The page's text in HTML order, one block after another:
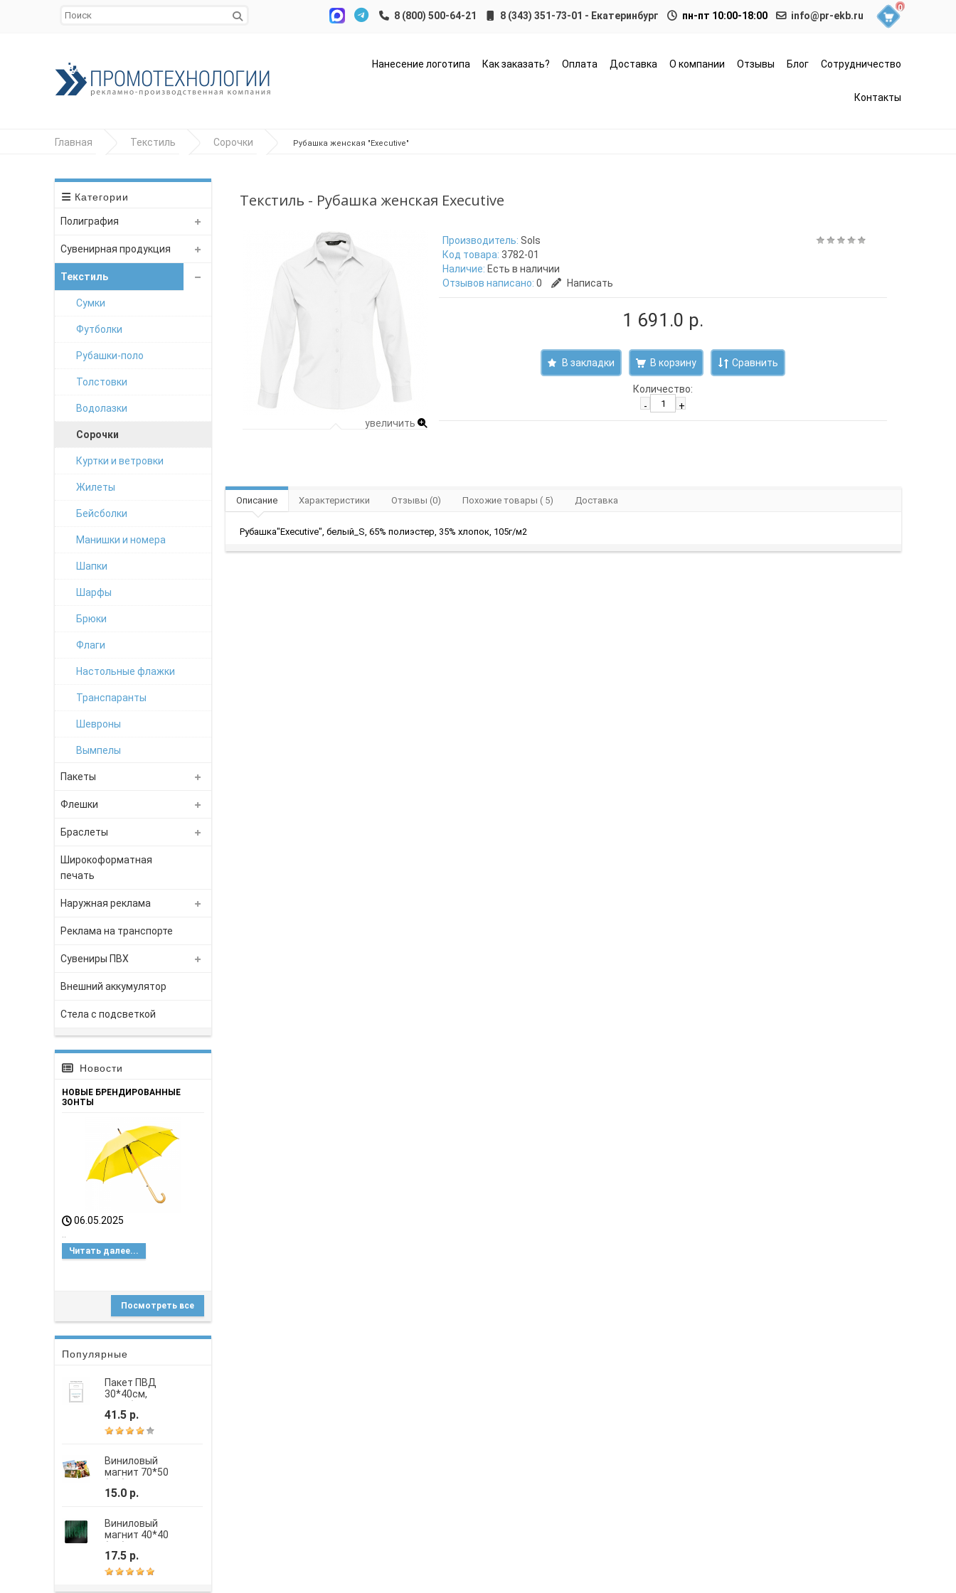
8 (343) 351-73-01 - Екатеринбург пн-пт 10:00-18:00 info@pr-ekb.ru
0
Нанесение логотипа Как заказать? Оплата Доставка О компании Отзывы Блог Сотрудничество
Контакты
Главная Текстиль Сорочки Рубашка женская "Executive"
Категории
Полиграфия
Сувенирная продукция
Текстиль
Сумки
Футболки
Рубашки-поло
Толстовки
Водолазки
Сорочки
Куртки и ветровки
Жилеты
Бейсболки
Манишки и номера
Шапки
Шарфы
Брюки
Флаги
Настольные флажки
Транспаранты
Шевроны
Вымпелы
Пакеты
Флешки
Браслеты
Широкоформатная
печать
Наружная реклама
Реклама на транспорте
Сувениры ПВХ
Внешний аккумулятор
Стела с подсветкой
Новости
НОВЫЕ БРЕНДИРОВАННЫЕ
ЗОНТЫ
06.05.2025
..
Читать далее...
Посмотреть все
Популярные
Пакет ПВД
30*40см,
усиленная ручка,
шелкография
41.5 р.
Виниловый
магнит 70*50
15.0 р.
Виниловый
магнит 40*40
17.5 р.
Текстиль - Рубашка женская Executive
увеличить
Производитель: Sols
Код товара: 3782-01
Наличие: Есть в наличии
Отзывов написано: 0 Написать
1 691.0 р.
В закладки Сравнить
Количество:
-
+
Описание Характеристики Отзывы (0) Похожие товары ( 5) Доставка
Рубашка"Executive", белый_S, 65% полиэстер, 35% хлопок, 105г/м2